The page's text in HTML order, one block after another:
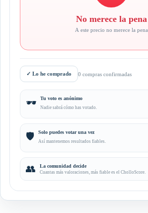
No merece la pena
A este precio no merece la pena
✓ Lo he comprado 0 compras confirmadas
🕶️ Tu voto es anónimo
Nadie sabrá cómo has votado.
🛡️ Solo puedes votar una vez
Así mantenemos resultados fiables.
👥 La comunidad decide
Cuantas más valoraciones, más fiable es el CholloScore.